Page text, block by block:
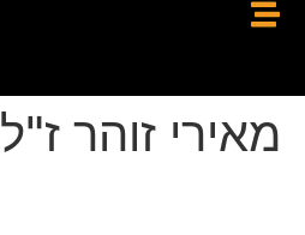
מאירי זוהר ז"ל